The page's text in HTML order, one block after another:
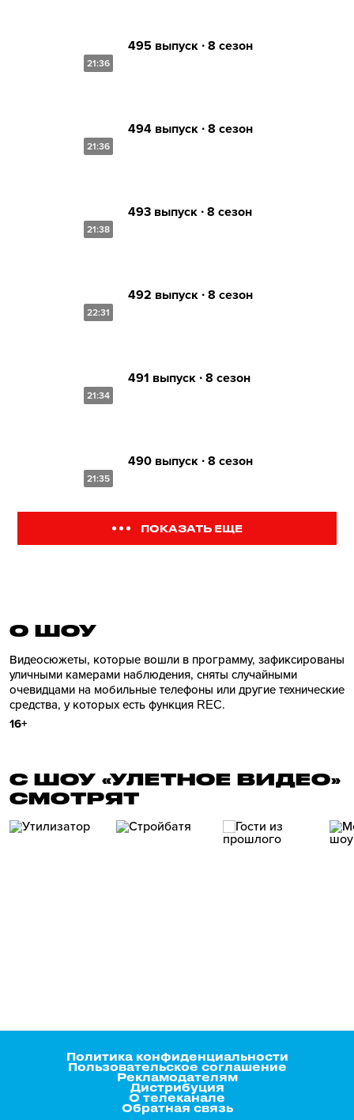
21:36
495 выпуск ∙ 8 сезон
21:36
494 выпуск ∙ 8 сезон
21:38
493 выпуск ∙ 8 сезон
22:31
492 выпуск ∙ 8 сезон
21:34
491 выпуск ∙ 8 сезон
21:35
490 выпуск ∙ 8 сезон
ПОКАЗАТЬ ЕЩЕ
О ШОУ
Видеосюжеты, которые вошли в программу, зафиксированы
уличными камерами наблюдения, сняты случайными
очевидцами на мобильные телефоны или другие технические
средства, у которых есть функция REC.
16+
С ШОУ «УЛЕТНОЕ ВИДЕО»
СМОТРЯТ
Политика конфиденциальности
Пользовательское соглашение
Рекламодателям
Дистрибуция
О телеканале
Обратная связь